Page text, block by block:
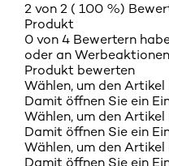
2 von 2 ( 100 %)
Produkt
0 von 4 Bewertern
oder an
Produkt bewerten
Wählen, um den
Damit öffnen Sie ein
Wählen, um den
Damit öffnen Sie ein
Wählen, um den
Damit öffnen Sie ein